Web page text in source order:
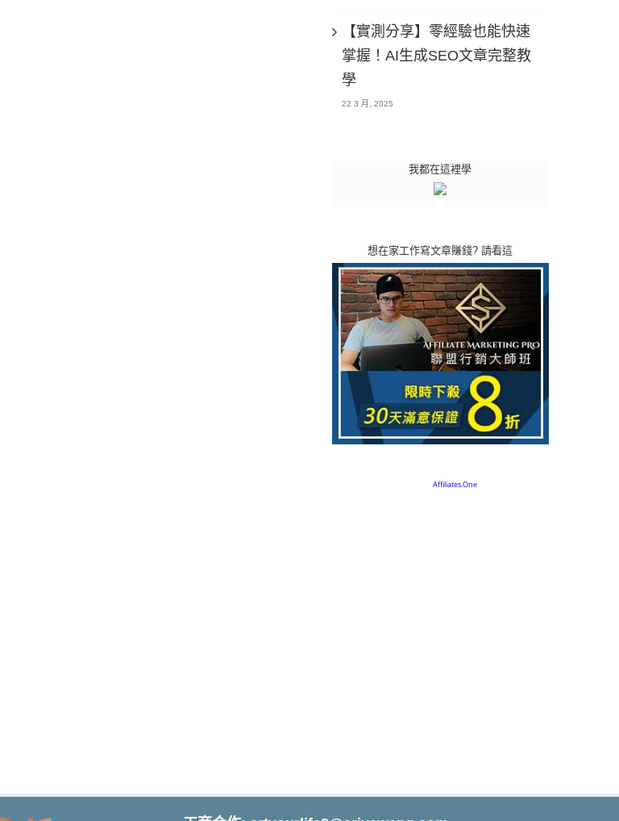
【實測分享】零經驗也能快速
掌握！AI生成SEO文章完整教
學
22 3 月, 2025
我都在這裡學
想在家工作寫文章賺錢? 請看這